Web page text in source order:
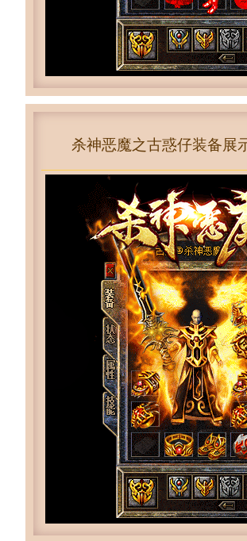
杀神恶魔之古惑仔装备展